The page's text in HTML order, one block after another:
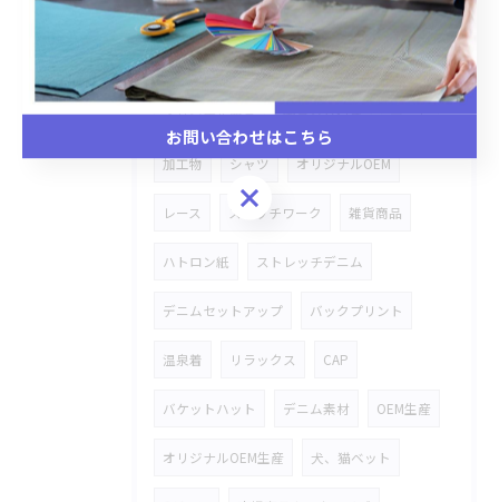
スタジャン 市場商品 附属変え
手持ちのキャンバスバッグ
オリジナル商品 金具タグ付き デニム
加工物 シャツ オリジナルOEM
レース ステッチワーク 雑貨商品
ハトロン紙 ストレッチデニム
デニムセットアップ バックプリント
温泉着 リラックス CAP
バケットハット デニム素材 OEM生産
オリジナルOEM生産 犬、猫ベット
お問い合わせはこちら
お問い合わせはこちら